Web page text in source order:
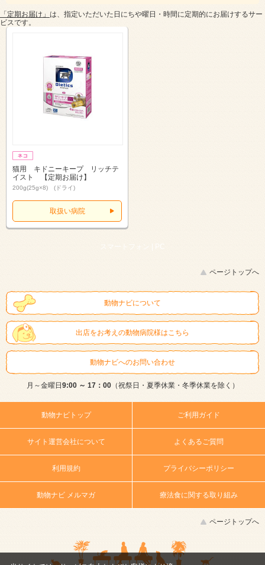
「定期お届け」 は、指定いただいた日にちや曜日・時間に定期的にお届けするサー
ビスです。
猫用 キドニーキープ リッチテ
イスト 【定期お届け】
200g(25g×8) (ドライ)
取扱い病院
スマートフォン | PC
ページトップへ
動物ナビについて
出店をお考えの動物病院様はこちら
動物ナビへのお問い合わせ
月～金曜日 9:00 ～ 17：00（祝祭日・夏季休業・冬季休業を除く）
動物ナビトップ ご利用ガイド
サイト運営会社について よくあるご質問
利用規約 プライバシーポリシー
動物ナビ メルマガ 療法食に関する取り組み
ページトップへ